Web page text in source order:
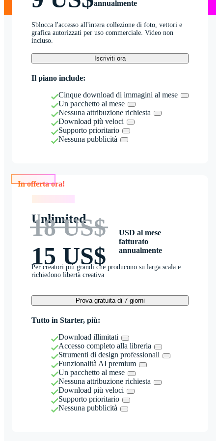
annualmente
Sblocca l'accesso all'intera collezione di foto, vettori e
grafica autorizzati per uso commerciale. Video non
incluso.
Iscriviti ora
Il piano include:
Cinque download di immagini al mese
Un pacchetto al mese
Nessuna attribuzione richiesta
Download più veloci
Supporto prioritario
Nessuna pubblicità
Unlimited
18 US$
15 US$
USD al mese
fatturato
annualmente
Per creatori più grandi che producono su larga scala e
richiedono libertà creativa
Prova gratuita di 7 giorni
Tutto in Starter, più:
Download illimitati
Accesso completo alla libreria
Strumenti di design professionali
Funzionalità AI premium
Un pacchetto al mese
Nessuna attribuzione richiesta
Download più veloci
Supporto prioritario
Nessuna pubblicità